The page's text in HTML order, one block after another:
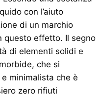
con l’aiuto
di un marchio
questo effetto. Il segno
di elementi solidi e
che si
minimalista che è
zero rifiuti